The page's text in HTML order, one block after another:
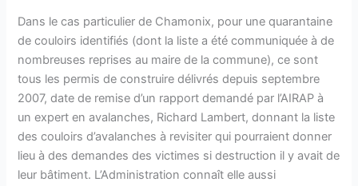
Dans le cas particulier de Chamonix, pour une quarantaine
de couloirs identifiés (dont la liste a été communiquée à de
nombreuses reprises au maire de la commune), ce sont
tous les permis de construire délivrés depuis septembre
2007, date de remise d’un rapport demandé par l’AIRAP à
un expert en avalanches, Richard Lambert, donnant la liste
des couloirs d’avalanches à revisiter qui pourraient donner
lieu à des demandes des victimes si destruction il y avait de
leur bâtiment. L’Administration connaît elle aussi